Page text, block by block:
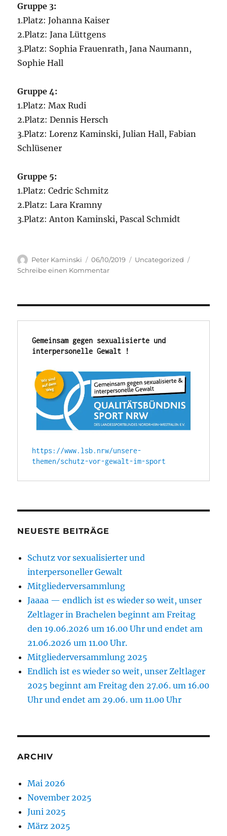
Gruppe 3:
1.Platz: Johanna Kaiser
2.Platz: Jana Lüttgens
3.Platz: Sophia Frauenrath, Jana Naumann,
Sophie Hall
Gruppe 4:
1.Platz: Max Rudi
2.Platz: Dennis Hersch
3.Platz: Lorenz Kaminski, Julian Hall, Fabian
Schlüsener
Gruppe 5:
1.Platz: Cedric Schmitz
2.Platz: Lara Kramny
3.Platz: Anton Kaminski, Pascal Schmidt
Autor
Peter Kaminski
Veröffentlicht
am
06/10/2019 Kategorien
Uncategorized
Schreibe einen Kommentarzu
Gemeinsam gegen sexualisierte und
interpersonelle Gewalt !
https://www.lsb.nrw/unsere-
themen/schutz-vor-gewalt-im-sport
NEUESTE BEITRÄGE
Schutz vor sexualisierter und
interpersoneller Gewalt
Mitgliederversammlung
Jaaaa — endlich ist es wieder so weit, unser
Zeltlager in Brachelen beginnt am Freitag
den 19.06.2026 um 16.00 Uhr und endet am
21.06.2026 um 11.00 Uhr.
Mitgliederversammlung 2025
Endlich ist es wieder so weit, unser Zeltlager
2025 beginnt am Freitag den 27.06. um 16.00
Uhr und endet am 29.06. um 11.00 Uhr
ARCHIV
Mai 2026
November 2025
Juni 2025
März 2025